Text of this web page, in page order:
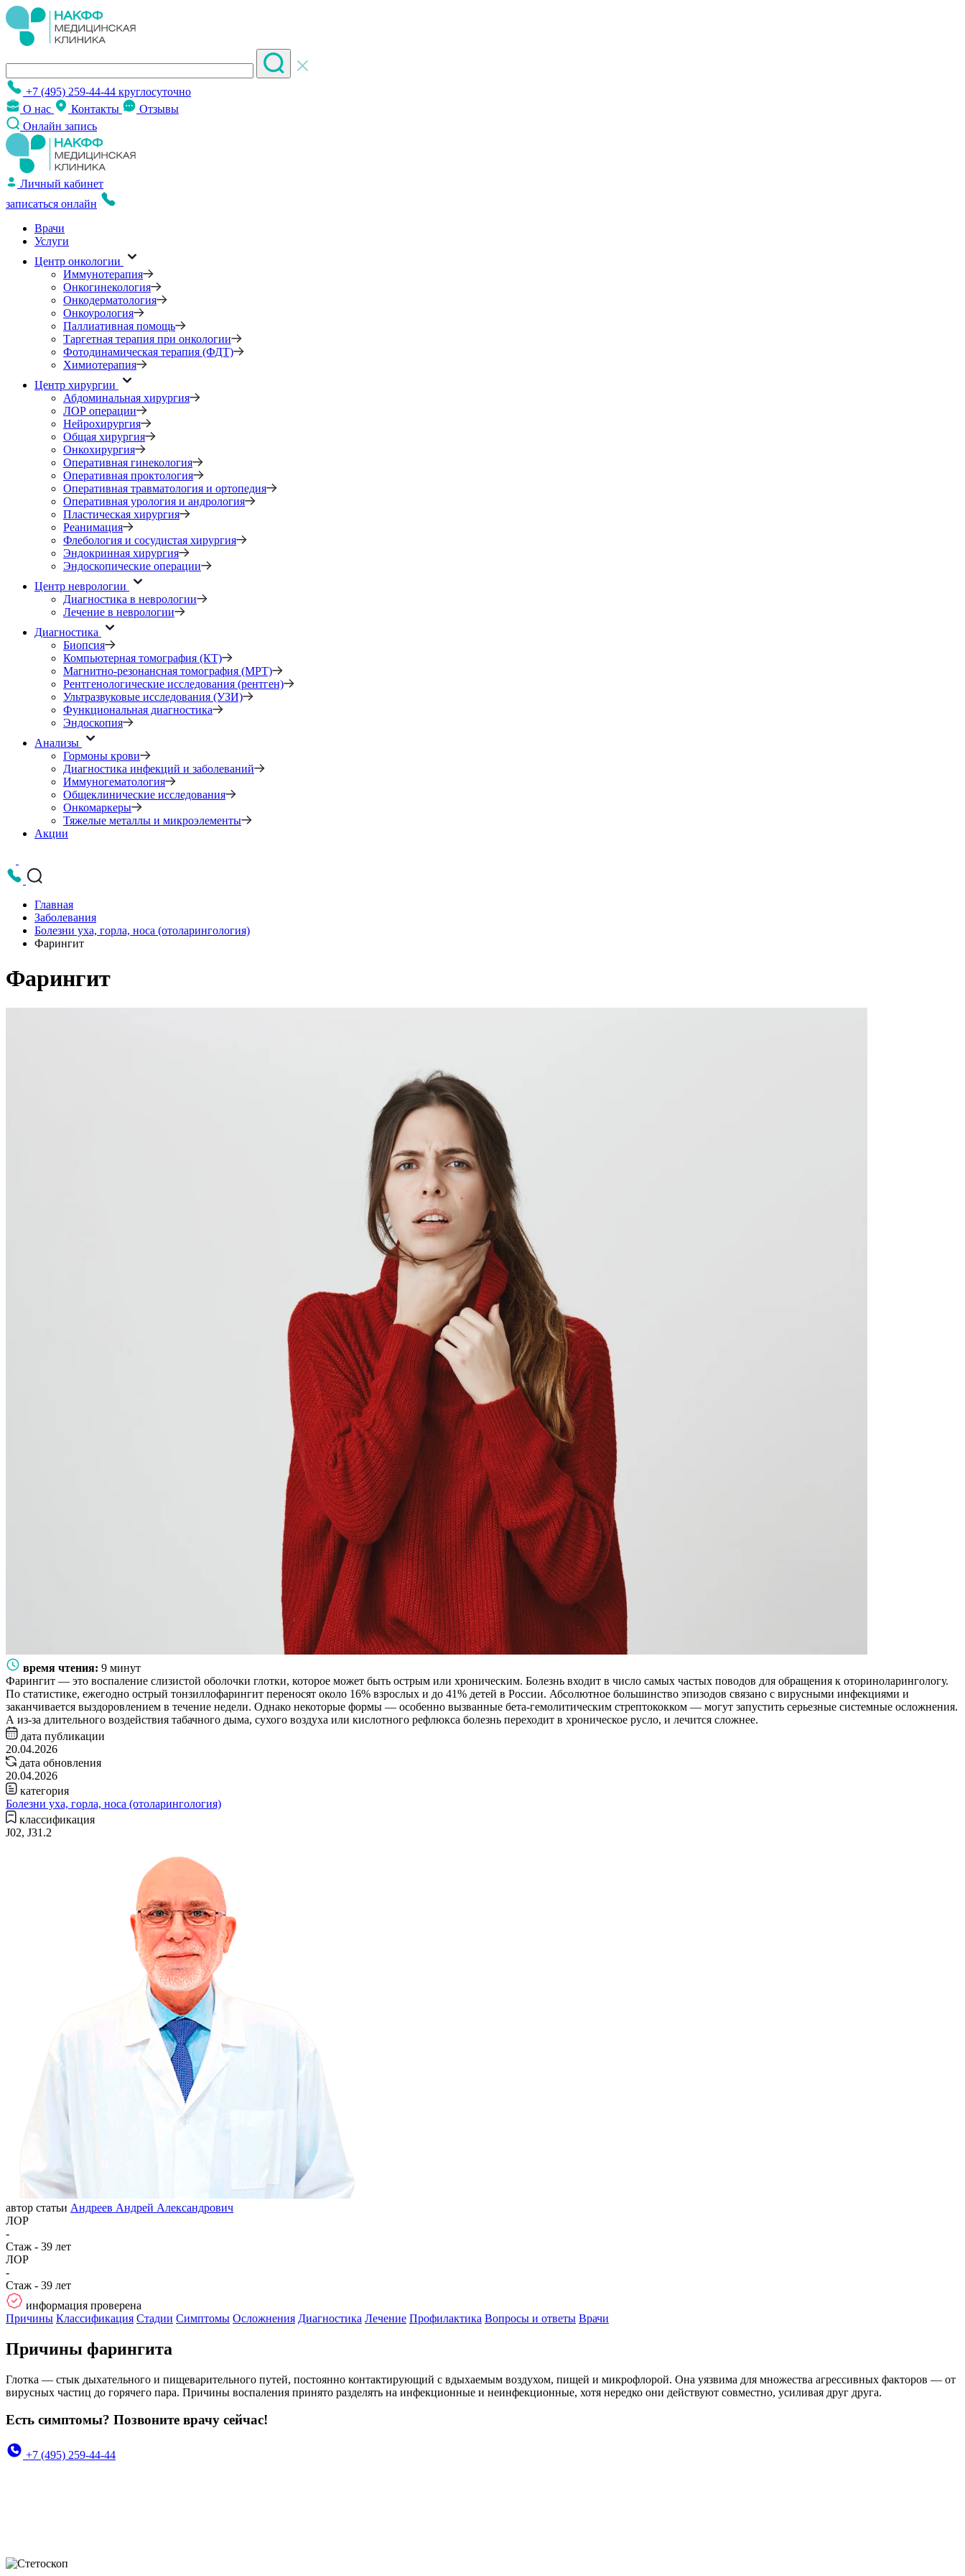
+7 (495) 259-44-44 круглосуточно
О нас
Контакты
Отзывы
Онлайн запись
Личный кабинет
записаться онлайн
Врачи
Услуги
Центр онкологии
Иммунотерапия
Онкогинекология
Онкодерматология
Онкоурология
Паллиативная помощь
Таргетная терапия при онкологии
Фотодинамическая терапия (ФДТ)
Химиотерапия
Центр хирургии
Абдоминальная хирургия
ЛОР операции
Нейрохирургия
Общая хирургия
Онкохирургия
Оперативная гинекология
Оперативная проктология
Оперативная травматология и ортопедия
Оперативная урология и андрология
Пластическая хирургия
Реанимация
Флебология и сосудистая хирургия
Эндокринная хирургия
Эндоскопические операции
Центр неврологии
Диагностика в неврологии
Лечение в неврологии
Диагностика
Биопсия
Компьютерная томография (КТ)
Магнитно-резонансная томография (МРТ)
Рентгенологические исследования (рентген)
Ультразвуковые исследования (УЗИ)
Функциональная диагностика
Эндоскопия
Анализы
Гормоны крови
Диагностика инфекций и заболеваний
Иммуногематология
Общеклинические исследования
Онкомаркеры
Тяжелые металлы и микроэлементы
Акции
Главная
Заболевания
Болезни уха, горла, носа (отоларингология)
Фарингит
Фарингит
время чтения: 9 минут
Фарингит — это воспаление слизистой оболочки глотки, которое может быть острым или хроническим. Болезнь входит в число самых частых поводов для обращения к оториноларингологу.
По статистике, ежегодно острый тонзиллофарингит переносят около 16% взрослых и до 41% детей в России. Абсолютное большинство эпизодов связано с вирусными инфекциями и
заканчивается выздоровлением в течение недели. Однако некоторые формы — особенно вызванные бета-гемолитическим стрептококком — могут запустить серьезные системные осложнения.
А из-за длительного воздействия табачного дыма, сухого воздуха или кислотного рефлюкса болезнь переходит в хроническое русло, и лечится сложнее.
дата публикации
20.04.2026
дата обновления
20.04.2026
категория
Болезни уха, горла, носа (отоларингология)
классификация
J02, J31.2
автор статьи Андреев Андрей Александрович
ЛОР
-
Стаж - 39 лет
ЛОР
-
Стаж - 39 лет
информация проверена
Причины Классификация Стадии Симптомы Осложнения Диагностика Лечение Профилактика Вопросы и ответы Врачи
Причины фарингита
Глотка — стык дыхательного и пищеварительного путей, постоянно контактирующий с вдыхаемым воздухом, пищей и микрофлорой. Она уязвима для множества агрессивных факторов — от
вирусных частиц до горячего пара. Причины воспаления принято разделять на инфекционные и неинфекционные, хотя нередко они действуют совместно, усиливая друг друга.
Есть симптомы? Позвоните врачу сейчас!
+7 (495) 259-44-44